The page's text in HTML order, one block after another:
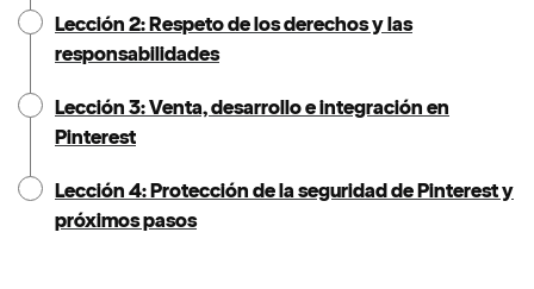
Lección 2: Respeto de los derechos y las
responsabilidades
Lección 3: Venta, desarrollo e integración en
Pinterest
Lección 4: Protección de la seguridad de Pinterest y
próximos pasos